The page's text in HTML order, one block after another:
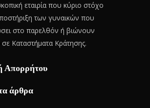
εταιρία που κύριο στόχο
των γυναικών που
στο παρελθόν ή βιώνουν
σε Καταστήματα Κράτησης.
Απορρήτου
άρθρα